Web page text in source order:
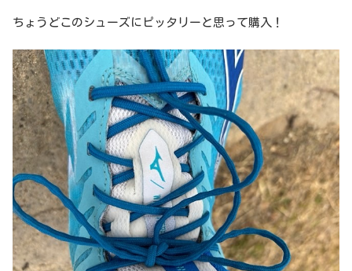
ちょうどこのシューズにピッタリーと思って購入！